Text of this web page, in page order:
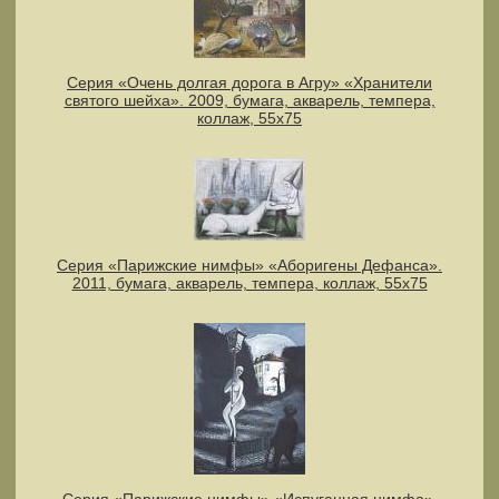
Серия «Очень долгая дорога в Агру» «Хранители
святого шейха». 2009, бумага, акварель, темпера,
коллаж, 55х75
Серия «Парижские нимфы» «Аборигены Дефанса».
2011, бумага, акварель, темпера, коллаж, 55x75